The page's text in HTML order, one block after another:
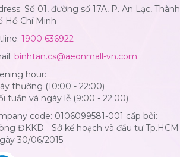
Số 01, đường số 17A, P. An Lạc, Thành
Hồ Chí Minh
1900 636922
binhtan.cs@aeonmall-vn.com
hour:
thường (10:00 - 22:00)
tuần và ngày lễ (9:00 - 22:00)
code: 0106099581-001 cấp bởi:
ĐKKD - Sở kế hoạch và đầu tư Tp.HCM
30/06/2015